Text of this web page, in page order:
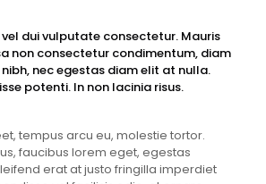
dui vulputate consectetur. Mauris
non consectetur condimentum, diam
nec egestas diam elit at nulla.
potenti. In non lacinia risus.
tempus arcu eu, molestie tortor.
faucibus lorem eget, egestas
erat at justo fringilla imperdiet